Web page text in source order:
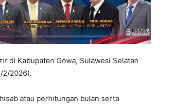
di Kabupaten Gowa, Sulawesi Selatan
2/2026).
atau perhitungan bulan serta